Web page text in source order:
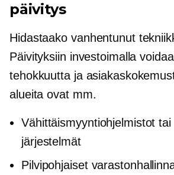
päivitys
Hidastaako vanhentunut
Päivityksiin investoimalla
tehokkuutta ja
alueita ovat mm.
Vähittäismyyntiohjelmistot
järjestelmät
Pilvipohjaiset